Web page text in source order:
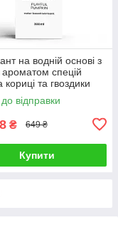
на водній основі з
ароматом спецій
кориці та гвоздики
Juicy Lubricant 300
відправки
₴ 649 ₴
Купити